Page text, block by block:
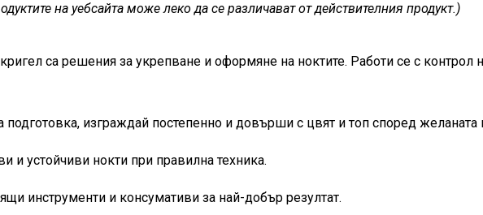
на уебсайта може леко да се различават от действителния продукт.)
са решения за укрепване и оформяне на ноктите. Работи се с контрол
изграждай постепенно и довърши с цвят и топ според желаната
и устойчиви нокти при правилна техника.
инструменти и консумативи за най-добър резултат.